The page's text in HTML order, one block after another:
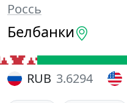
Россь
Белбанки
RUB 3.6294